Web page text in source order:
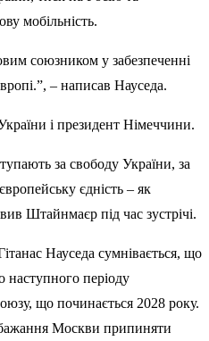
мобільність.
союзником у забезпеченні
– написав Науседа.
і президент Німеччини.
за свободу України, за
єдність – як
Штайнмаєр під час зустрічі.
Науседа сумнівається, що
наступного періоду
що починається 2028 року.
Москви припиняти